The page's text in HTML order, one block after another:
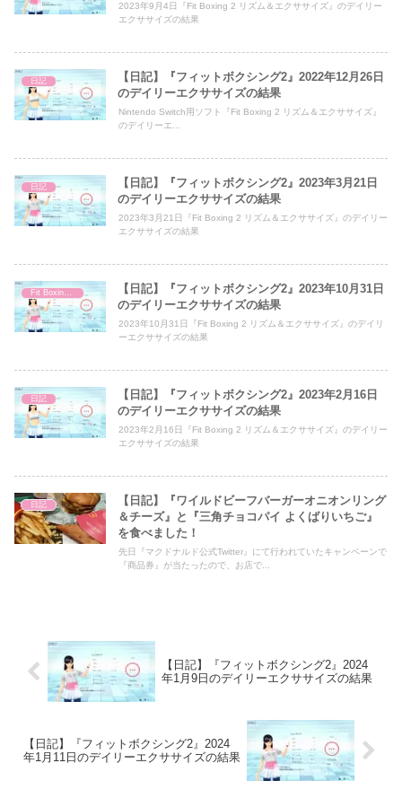
2023年9月4日『Fit Boxing 2 リズム＆エクササイズ』のデイリー
エクササイズの結果
日記
【日記】『フィットボクシング2』2022年12月26日
のデイリーエクササイズの結果
Nintendo Switch用ソフト『Fit Boxing 2 リズム＆エクササイズ』
のデイリーエ...
日記
【日記】『フィットボクシング2』2023年3月21日
のデイリーエクササイズの結果
2023年3月21日『Fit Boxing 2 リズム＆エクササイズ』のデイリー
エクササイズの結果
Fit Boxing 2
【日記】『フィットボクシング2』2023年10月31日
のデイリーエクササイズの結果
2023年10月31日『Fit Boxing 2 リズム＆エクササイズ』のデイリ
ーエクササイズの結果
日記
【日記】『フィットボクシング2』2023年2月16日
のデイリーエクササイズの結果
2023年2月16日『Fit Boxing 2 リズム＆エクササイズ』のデイリー
エクササイズの結果
日記
【日記】『ワイルドビーフバーガーオニオンリング
＆チーズ』と『三角チョコパイ よくばりいちご』
を食べました！
先日『マクドナルド公式Twitter』にて行われていたキャンペーンで
『商品券』が当たったので、お店で...
【日記】『フィットボクシング2』2024
年1月9日のデイリーエクササイズの結果
【日記】『フィットボクシング2』2024
年1月11日のデイリーエクササイズの結果